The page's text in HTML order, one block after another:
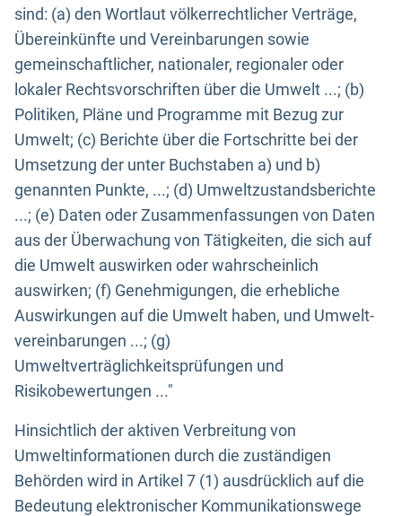
sind: (a) den Wortlaut völkerrechtlicher Verträge,
Übereinkünfte und Vereinbarungen sowie
gemeinschaftlicher, nationaler, regionaler oder
lokaler Rechtsvorschriften über die Umwelt ...; (b)
Politiken, Pläne und Programme mit Bezug zur
Umwelt; (c) Berichte über die Fortschritte bei der
Umsetzung der unter Buchstaben a) und b)
genannten Punkte, ...; (d) Umweltzustandsberichte
...; (e) Daten oder Zusammenfassungen von Daten
aus der Überwachung von Tätigkeiten, die sich auf
die Umwelt auswirken oder wahrscheinlich
auswirken; (f) Genehmigungen, die erhebliche
Auswirkungen auf die Umwelt haben, und Umwelt-
vereinbarungen ...; (g)
Umweltverträglichkeitsprüfungen und
Risikobewertungen ..."
Hinsichtlich der aktiven Verbreitung von
Umweltinformationen durch die zuständigen
Behörden wird in Artikel 7 (1) ausdrücklich auf die
Bedeutung elektronischer Kommunikationswege